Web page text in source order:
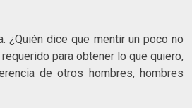
¿Quién dice que mentir un poco no
para obtener lo que quiero,
de otros hombres, hombres